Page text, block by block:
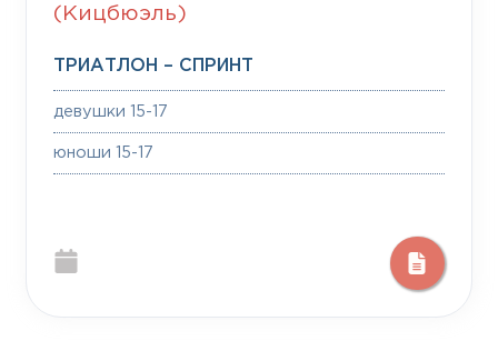
(Кицбюэль)
ТРИАТЛОН – СПРИНТ
девушки 15-17
юноши 15-17